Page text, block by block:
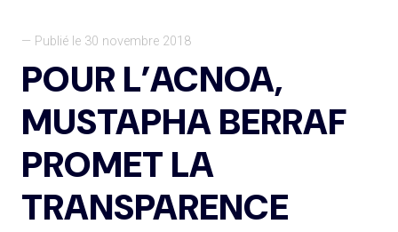
— Publié le 30 novembre 2018
POUR L’ACNOA,
MUSTAPHA BERRAF
PROMET LA
TRANSPARENCE